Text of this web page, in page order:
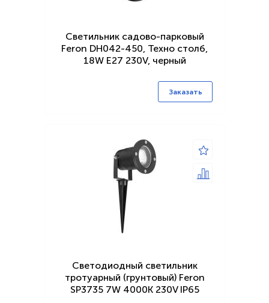
Светильник садово-парковый
Feron DH042-450, Техно столб,
18W E27 230V, черный
Заказать
Светодиодный светильник
тротуарный (грунтовый) Feron
SP3735 7W 4000K 230V IP65